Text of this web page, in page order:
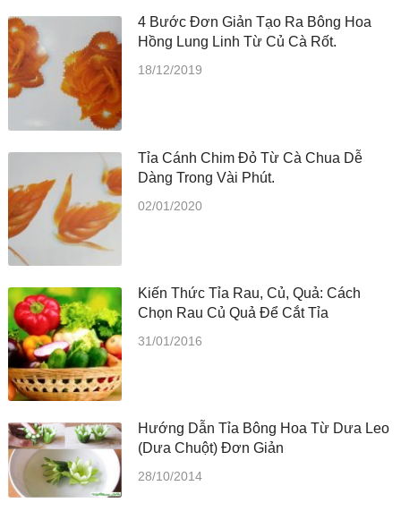
4 Bước Đơn Giản Tạo Ra Bông Hoa
Hồng Lung Linh Từ Củ Cà Rốt.
18/12/2019
Tỉa Cánh Chim Đỏ Từ Cà Chua Dễ
Dàng Trong Vài Phút.
02/01/2020
Kiến Thức Tỉa Rau, Củ, Quả: Cách
Chọn Rau Củ Quả Để Cắt Tỉa
31/01/2016
Hướng Dẫn Tỉa Bông Hoa Từ Dưa Leo
(dưa Chuột) Đơn Giản
28/10/2014